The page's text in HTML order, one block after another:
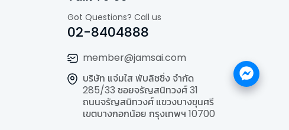
Got Questions? Call us
02-8404888
member@jamsai.com
บริษัท แจ่มใส พับลิชชิ่ง จำกัด
285/33 ซอยจรัญสนิทวงศ์ 31
ถนนจรัญสนิทวงศ์ แขวงบางขุนศรี
เขตบางกอกน้อย กรุงเทพฯ 10700